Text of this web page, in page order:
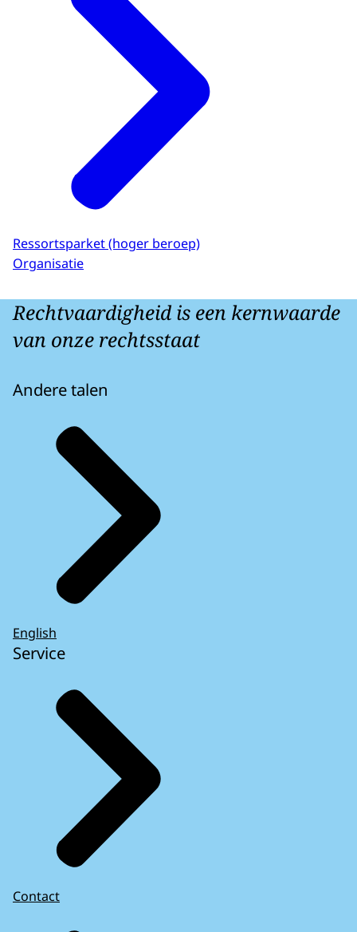
Ressortsparket (hoger beroep)
Organisatie
Rechtvaardigheid is een kernwaarde
van onze rechtsstaat
Andere talen
English
Service
Contact